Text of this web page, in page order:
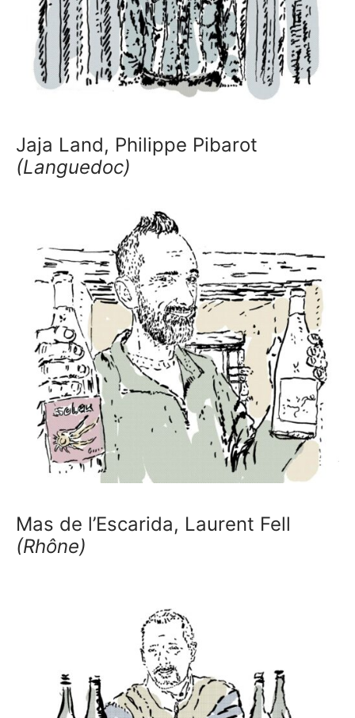
Jaja Land, Philippe Pibarot
(Languedoc)
Mas de l’Escarida, Laurent Fell
(Rhône)